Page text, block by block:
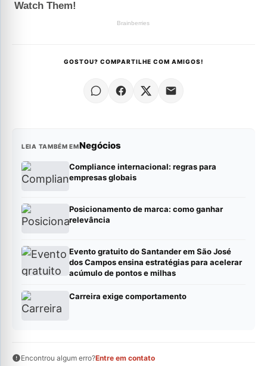
GOSTOU? COMPARTILHE COM AMIGOS!
LEIA TAMBÉM EMNegócios
Compliance internacional: regras para
empresas globais
Posicionamento de marca: como ganhar
relevância
Evento gratuito do Santander em São José
dos Campos ensina estratégias para acelerar
acúmulo de pontos e milhas
Carreira exige comportamento
Encontrou algum erro?Entre em contato